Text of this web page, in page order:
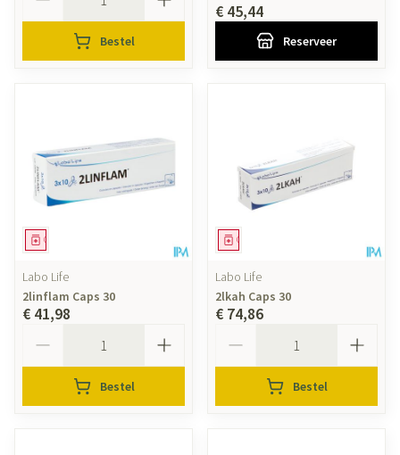
Bestel
€ 45,44
Reserveer
Geneesmiddel
Labo Life
2linflam Caps 30
€ 41,98
Bestel
Geneesmiddel
Labo Life
2lkah Caps 30
€ 74,86
Bestel